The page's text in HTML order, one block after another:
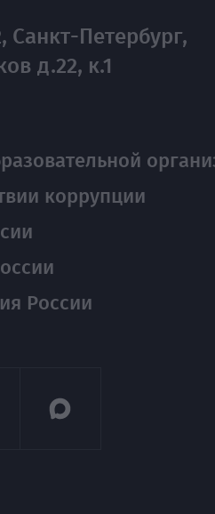
Санкт-Петербург,
д.22, к.1
коррупции
России